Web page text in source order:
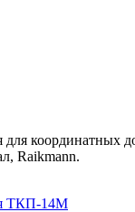
для координатных
Raikmann.
ТКП-14М